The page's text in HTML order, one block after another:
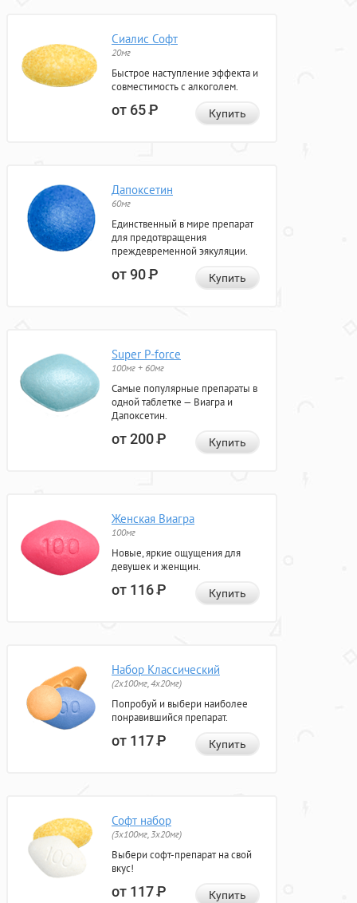
Сиалис Софт
20мг
Быстрое наступление эффекта и
совместимость с алкоголем.
от 65Р Купить
Дапоксетин
60мг
Единственный в мире препарат
для предотвращения
преждевременной эякуляции.
от 90Р Купить
Super P-force
100мг + 60мг
Самые популярные препараты в
одной таблетке — Виагра и
Дапоксетин.
от 200Р Купить
Женская Виагра
100мг
Новые, яркие ощущения для
девушек и женщин.
от 116Р Купить
Набор Классический
(2x100мг, 4x20мг)
Попробуй и выбери наиболее
понравившийся препарат.
от 117Р Купить
Софт набор
(3x100мг, 3x20мг)
Выбери софт-препарат на свой
вкус!
от 117Р Купить